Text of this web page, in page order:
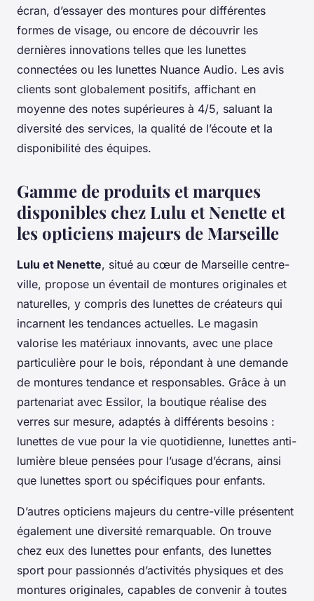
écran, d’essayer des montures pour différentes
formes de visage, ou encore de découvrir les
dernières innovations telles que les lunettes
connectées ou les lunettes Nuance Audio. Les avis
clients sont globalement positifs, affichant en
moyenne des notes supérieures à 4/5, saluant la
diversité des services, la qualité de l’écoute et la
disponibilité des équipes.
Gamme de produits et marques
disponibles chez Lulu et Nenette et
les opticiens majeurs de Marseille
Lulu et Nenette, situé au cœur de Marseille centre-
ville, propose un éventail de montures originales et
naturelles, y compris des lunettes de créateurs qui
incarnent les tendances actuelles. Le magasin
valorise les matériaux innovants, avec une place
particulière pour le bois, répondant à une demande
de montures tendance et responsables. Grâce à un
partenariat avec Essilor, la boutique réalise des
verres sur mesure, adaptés à différents besoins :
lunettes de vue pour la vie quotidienne, lunettes anti-
lumière bleue pensées pour l’usage d’écrans, ainsi
que lunettes sport ou spécifiques pour enfants.
D’autres opticiens majeurs du centre-ville présentent
également une diversité remarquable. On trouve
chez eux des lunettes pour enfants, des lunettes
sport pour passionnés d’activités physiques et des
montures originales, capables de convenir à toutes